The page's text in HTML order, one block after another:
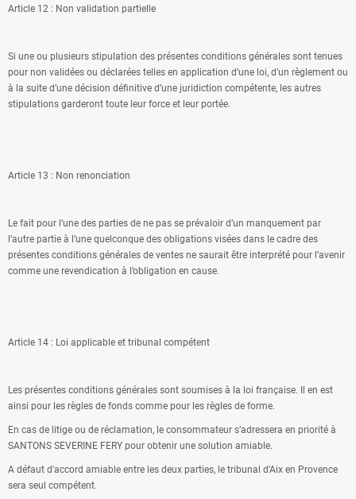
Article 12 : Non validation partielle
Si une ou plusieurs stipulation des présentes conditions générales sont tenues
pour non validées ou déclarées telles en application d’une loi, d’un règlement ou
à la suite d’une décision définitive d’une juridiction compétente, les autres
stipulations garderont toute leur force et leur portée.
Article 13 : Non renonciation
Le fait pour l’une des parties de ne pas se prévaloir d’un manquement par
l’autre partie à l’une quelconque des obligations visées dans le cadre des
présentes conditions générales de ventes ne saurait être interprété pour l’avenir
comme une revendication à l’obligation en cause.
Article 14 : Loi applicable et tribunal compétent
Les présentes conditions générales sont soumises à la loi française. Il en est
ainsi pour les règles de fonds comme pour les règles de forme.
En cas de litige ou de réclamation, le consommateur s’adressera en priorité à
SANTONS SEVERINE FERY pour obtenir une solution amiable.
A défaut d'accord amiable entre les deux parties, le tribunal d’Aix en Provence
sera seul compétent.